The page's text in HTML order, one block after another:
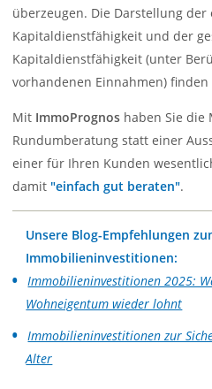
überzeugen. Die Darstellung der
Kapitaldienstfähigkeit und der
Kapitaldienstfähigkeit (unter
vorhandenen Einnahmen)
Mit ImmoPrognos haben Sie die
Rundumberatung statt einer
einer für Ihren Kunden
damit "einfach gut beraten".
Unsere Blog-Empfehlungen
Immobilieninvestitionen:
Immobilieninvestitionen 2025:
Wohneigentum wieder lohnt
Immobilieninvestitionen zur
Alter